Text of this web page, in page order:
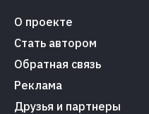
О проекте
Стать автором
Обратная связь
Реклама
Друзья и партнеры